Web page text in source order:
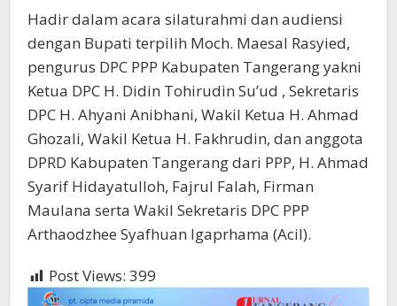
Hadir dalam acara silaturahmi dan audiensi
dengan Bupati terpilih Moch. Maesal Rasyied,
pengurus DPC PPP Kabupaten Tangerang yakni
Ketua DPC H. Didin Tohirudin Su’ud , Sekretaris
DPC H. Ahyani Anibhani, Wakil Ketua H. Ahmad
Ghozali, Wakil Ketua H. Fakhrudin, dan anggota
DPRD Kabupaten Tangerang dari PPP, H. Ahmad
Syarif Hidayatulloh, Fajrul Falah, Firman
Maulana serta Wakil Sekretaris DPC PPP
Arthaodzhee Syafhuan Igaprhama (Acil).
Post Views: 399